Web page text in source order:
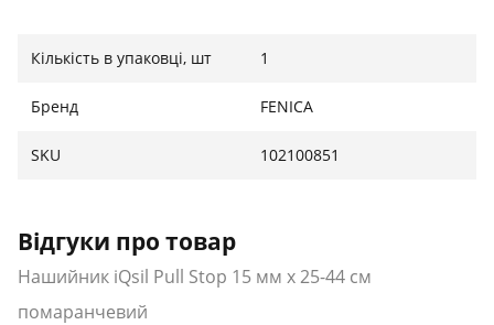
Кількість в упаковці, шт 1
Бренд FENICA
SKU 102100851
Відгуки про товар
Нашийник iQsil Pull Stop 15 мм x 25-44 см
помаранчевий